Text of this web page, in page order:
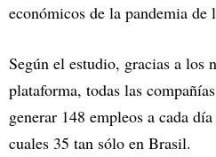
económicos de la pandemia de
Según el estudio, gracias a los
plataforma, todas las
generar 148 empleos a cada
cuales 35 tan sólo en Brasil.